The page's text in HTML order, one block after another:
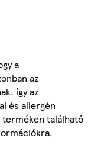
a
az
így az
és allergén
terméken található